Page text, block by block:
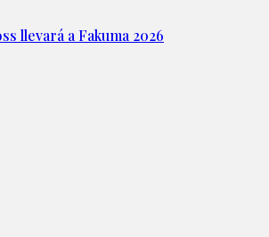
llevará a Fakuma 2026